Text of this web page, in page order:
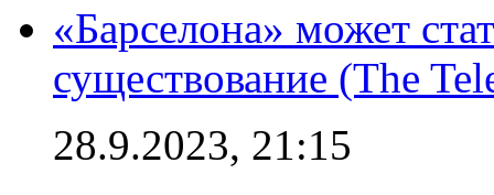
«Барселона» может
существование (The
28.9.2023, 21:15